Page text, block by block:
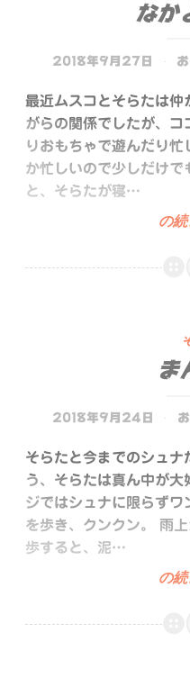
なか
2018年9月27日
最近ムスコとそらたは仲
がらの関係でしたが、コ
りおもちゃで遊んだり
か忙しいので少しだけで
と、そらたが寝…
な
よ
の
ま
2018年9月24日
そらたと今までのシュナ
う、そらたは真ん中が
ジではシュナに限らずワ
を歩き、クンクン。 雨
歩すると、泥…
ま
な
の